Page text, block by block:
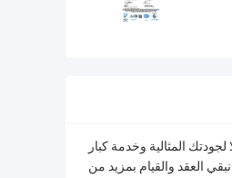
المثالية وخدمة كبار
العقد والقيام بمزيد من